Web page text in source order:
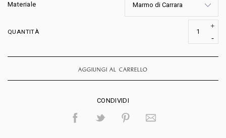
Materiale
QUANTITÀ
AGGIUNGI AL CARRELLO
CONDIVIDI